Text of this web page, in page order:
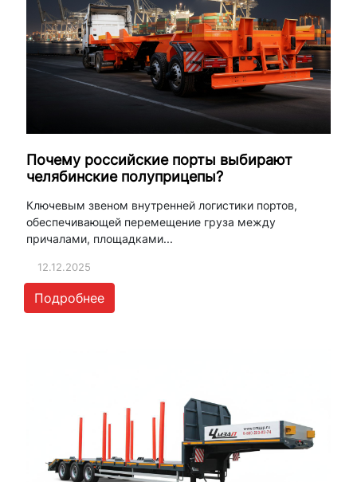
Почему российские порты выбирают
челябинские полуприцепы?
Ключевым звеном внутренней логистики портов,
обеспечивающей перемещение груза между
причалами, площадками...
12.12.2025
Подробнее